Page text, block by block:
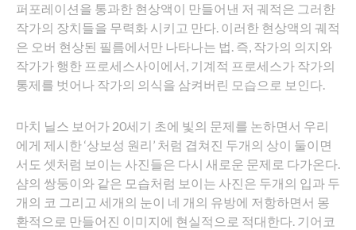
퍼포레이션을 통과한 현상액이 만들어낸 저 궤적은 그러한
작가의 장치들을 무력화 시키고 만다. 이러한 현상액의 궤적
은 오버 현상된 필름에서만 나타나는 법. 즉, 작가의 의지와
작가가 행한 프로세스사이에서, 기계적 프로세스가 작가의
통제를 벗어나 작가의 의식을 삼켜버린 모습으로 보인다.
마치 닐스 보어가 20세기 초에 빛의 문제를 논하면서 우리
에게 제시한 ‘상보성 원리’ 처럼 겹쳐진 두개의 상이 둘이면
서도 셋처럼 보이는 사진들은 다시 새로운 문제로 다가온다.
샴의 쌍둥이와 같은 모습처럼 보이는 사진은 두개의 입과 두
개의 코 그리고 세개의 눈이 네 개의 유방에 저항하면서 몽
환적으로 만들어진 이미지에 현실적으로 적대한다. 기어코